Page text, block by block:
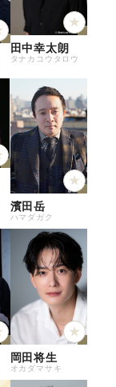
田中幸太朗
タナカコウタロウ
濱田岳
ハマダガク
岡田将生
オカダマサキ